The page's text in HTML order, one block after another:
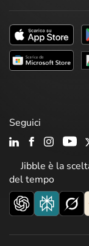
Jibble è la
del tempo
Seguici